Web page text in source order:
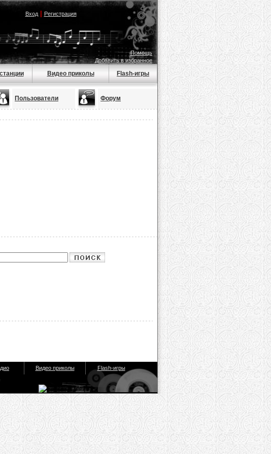
Вход| Регистрация
Помощь
Добавить в избранное
Видео приколы Flash-игры
Пользователи Форум
Видео приколы
Flash-игры